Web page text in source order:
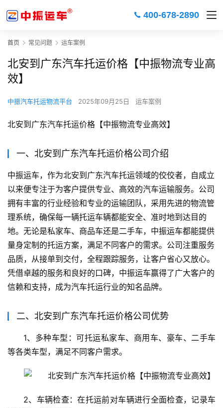
400-678-2890
首页 常见问题 运车案例
北安到广东汽车托运价格【中振物流专业高
效】
中振汽车托运物流平台 2025年09月25日 运车案例
北安到广东汽车托运价格【中振物流专业高效】
一、北安到广东汽车托运价格公司介绍
中振运车，作为北安到广东汽车托运领域的佼佼者，自成立
以来便专注于为客户提供专业、高效的汽车运输服务。公司
拥有丰富的行业经验和专业的运输团队，采用先进的物流管
理系统，确保每一辆托运车辆都能安全、准时地到达目的
地。无论是私家车、商品车还是二手车，中振运车都能提供
量身定制的托运方案，满足不同客户的需求。公司注重服务
品质，从接单到交付，全程跟踪服务，让客户省心又放心。
凭借卓越的服务和良好的口碑，中振运车赢得了广大客户的
信赖和支持，成为汽车托运行业的知名品牌。
二、北安到广东汽车托运价格公司优势
1、多种车型：可托运私家车、商用车、豪车、二手车
等各类车型，满足不同客户需求。
2、车辆检查：在托运前对车辆进行全面检查，记录车